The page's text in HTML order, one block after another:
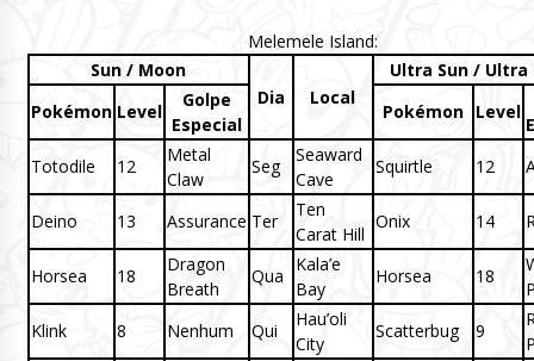
Melemele Island:
Sun / Moon
Dia
Local
Ultra Sun / Ultra
Pokémon Level
Golpe
Especial
Pokémon Level
Totodile
12
Metal
Claw
Seg
Seaward
Cave
Squirtle 12
Deino 13 Assurance Ter
Ten
Carat Hill
Onix 14
Horsea 18
Dragon
Breath
Qua
Kala’e
Bay
Horsea 18
Klink
8 Nenhum Qui
Hau’oli
City
Scatterbug 9